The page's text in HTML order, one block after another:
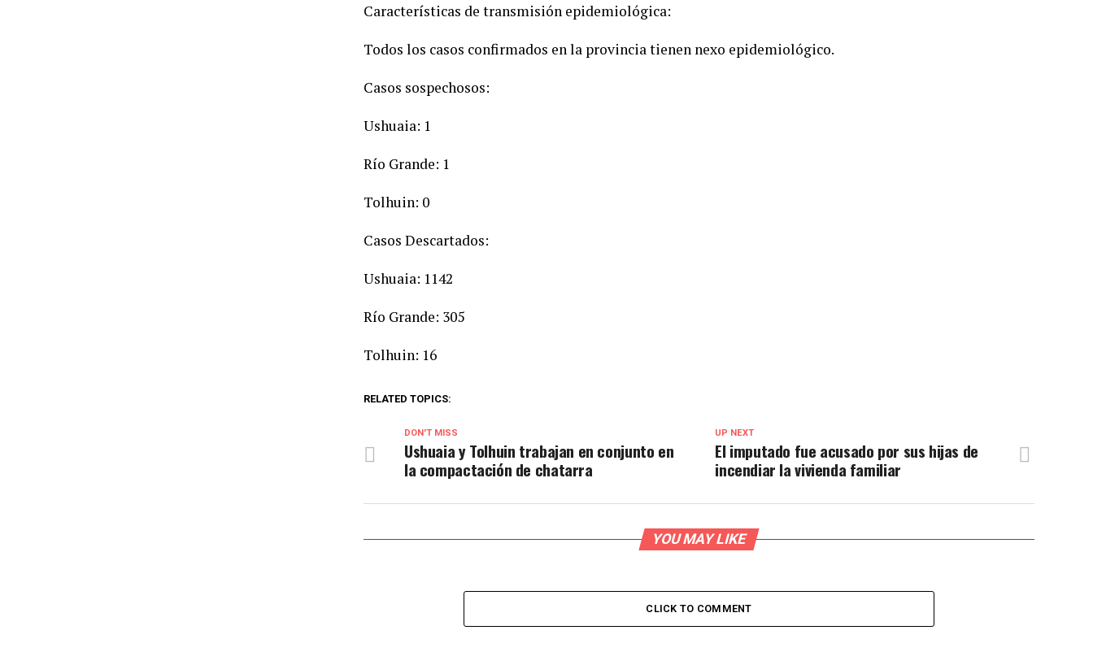
Características de transmisión epidemiológica:
Todos los casos confirmados en la provincia tienen nexo epidemiológico.
Casos sospechosos:
Ushuaia: 1
Río Grande: 1
Tolhuin: 0
Casos Descartados:
Ushuaia: 1142
Río Grande: 305
Tolhuin: 16
RELATED TOPICS:
UP NEXT
El imputado fue acusado por sus hijas de
incendiar la vivienda familiar
DON'T MISS
Ushuaia y Tolhuin trabajan en conjunto en
la compactación de chatarra
YOU MAY LIKE
CLICK TO COMMENT